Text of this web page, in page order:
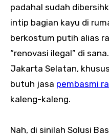
padahal sudah
intip bagian kayu di
berkostum putih alias
“renovasi ilegal” di
Jakarta Selatan,
butuh jasa pembasmi
kaleng-kaleng.
Nah, di sinilah Solusi